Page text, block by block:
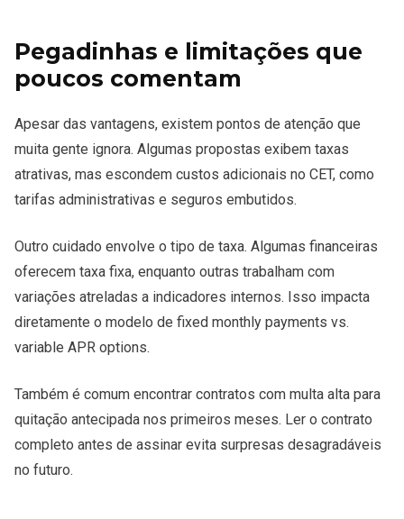
Pegadinhas e limitações que
poucos comentam
Apesar das vantagens, existem pontos de atenção que
muita gente ignora. Algumas propostas exibem taxas
atrativas, mas escondem custos adicionais no CET, como
tarifas administrativas e seguros embutidos.
Outro cuidado envolve o tipo de taxa. Algumas financeiras
oferecem taxa fixa, enquanto outras trabalham com
variações atreladas a indicadores internos. Isso impacta
diretamente o modelo de fixed monthly payments vs.
variable APR options.
Também é comum encontrar contratos com multa alta para
quitação antecipada nos primeiros meses. Ler o contrato
completo antes de assinar evita surpresas desagradáveis
no futuro.